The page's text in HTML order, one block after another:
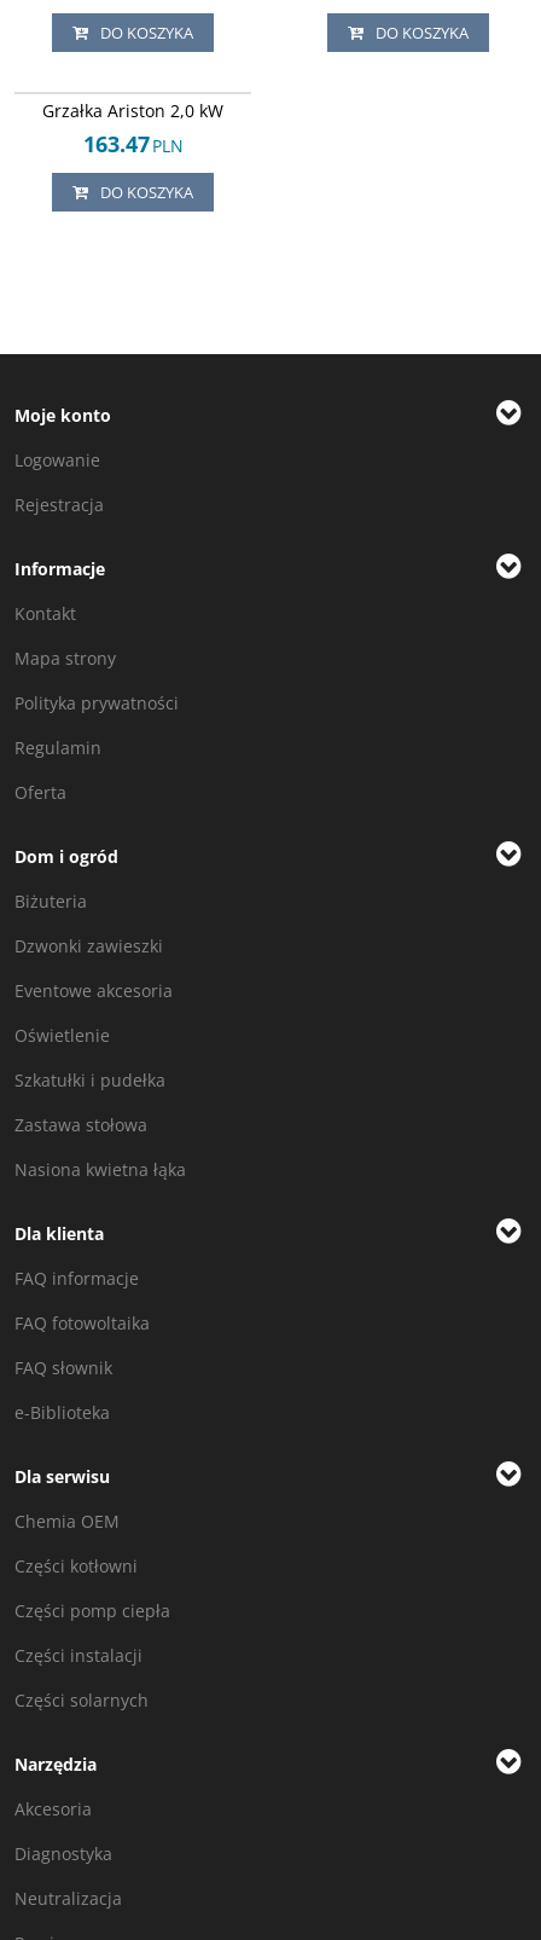
DO KOSZYKA DO KOSZYKA
Grzałka Ariston 2,0 kW
163.47PLN
DO KOSZYKA
Moje konto
Logowanie
Rejestracja
Informacje
Kontakt
Mapa strony
Polityka prywatności
Regulamin
Oferta
Dom i ogród
Biżuteria
Dzwonki zawieszki
Eventowe akcesoria
Oświetlenie
Szkatułki i pudełka
Zastawa stołowa
Nasiona kwietna łąka
Dla klienta
FAQ informacje
FAQ fotowoltaika
FAQ słownik
e-Biblioteka
Dla serwisu
Chemia OEM
Części kotłowni
Części pomp ciepła
Części instalacji
Części solarnych
Narzędzia
Akcesoria
Diagnostyka
Neutralizacja